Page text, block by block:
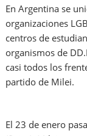
En Argentina se
organizaciones
centros de
organismos de
casi todos los
partido de Milei.
El 23 de enero